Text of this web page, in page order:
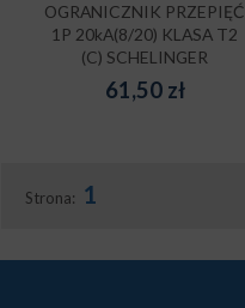
OGRANICZNIK PRZEPIĘĆ
1P 20kA(8/20) KLASA T2
(C) SCHELINGER
61,50zł
Strona: 1